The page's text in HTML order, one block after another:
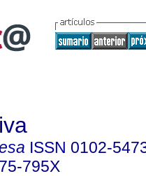
ISSN 0102-
795X